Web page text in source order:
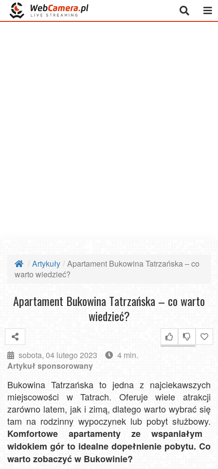
Artykuły
Apartament Bukowina Tatrzańska – co
warto wiedzieć?
Apartament Bukowina Tatrzańska – co warto
wiedzieć?
sobota, 04 lutego 2023
4 min.
Artykuł sponsorowany
Bukowina Tatrzańska to jedna z najciekawszych
miejscowości w Tatrach. Oferuje wiele atrakcji
zarówno latem, jak i zimą, dlatego warto wybrać się
tam na rodzinny wypoczynek lub pobyt służbowy.
Komfortowe apartamenty ze wspaniałym
widokiem gór to idealne dopełnienie pobytu. Co
warto zobaczyć w Bukowinie?